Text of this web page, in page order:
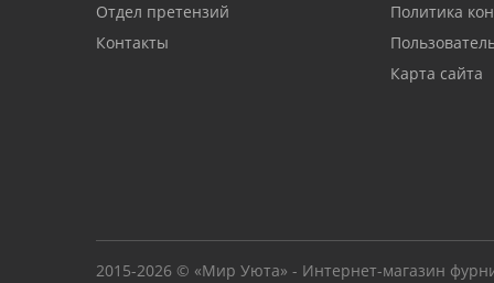
Отдел претензий
Контакты
Политика
Карта сайта
2015-2026 © «Мир Уюта» - Интернет-магазин